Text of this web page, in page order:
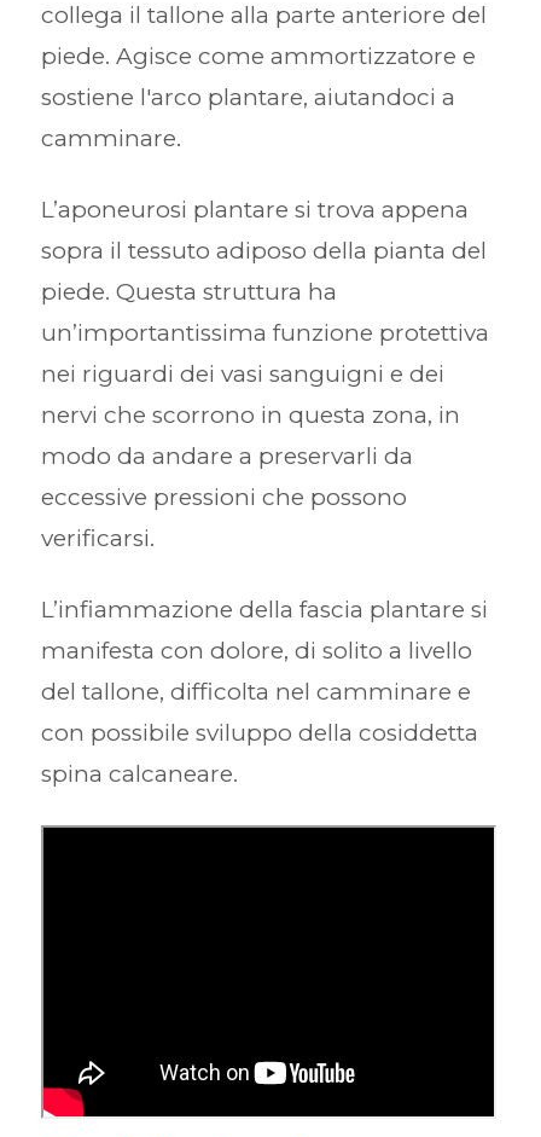
collega il tallone alla parte anteriore del
piede. Agisce come ammortizzatore e
sostiene l'arco plantare, aiutandoci a
camminare.
L’aponeurosi plantare si trova appena
sopra il tessuto adiposo della pianta del
piede. Questa struttura ha
un’importantissima funzione protettiva
nei riguardi dei vasi sanguigni e dei
nervi che scorrono in questa zona, in
modo da andare a preservarli da
eccessive pressioni che possono
verificarsi.
L’infiammazione della fascia plantare si
manifesta con dolore, di solito a livello
del tallone, difficolta nel camminare e
con possibile sviluppo della cosiddetta
spina calcaneare.